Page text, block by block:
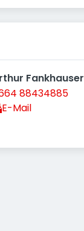
Fankhauser
88434885
E-Mail